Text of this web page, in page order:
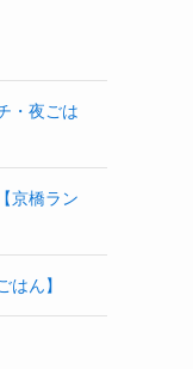
・夜ごは
京橋ラン
はん】